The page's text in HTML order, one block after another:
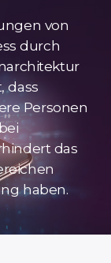
von
durch
dass
Personen
das
haben.